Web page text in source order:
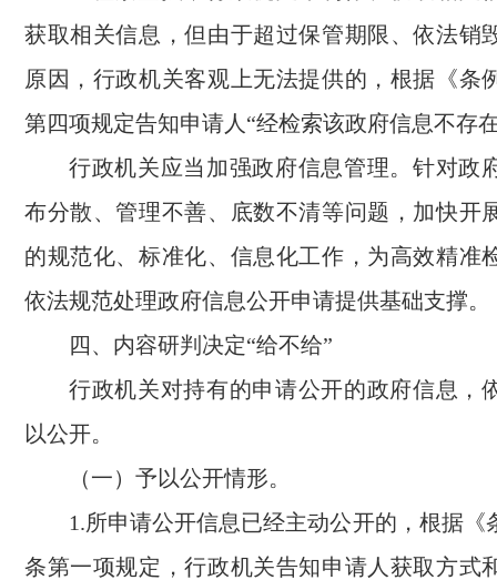
获取相关信息，但由于超过保管期限、依法销
原因，行政机关客观上无法提供的，根据《条
第四项规定告知申请人“经检索该政府信息不存
行政机关应当加强政府信息管理。针对政
布分散、管理不善、底数不清等问题，加快开
的规范化、标准化、信息化工作，为高效精准
依法规范处理政府信息公开申请提供基础支撑。
四、内容研判决定“给不给”
行政机关对持有的申请公开的政府信息，
以公开。
（一）予以公开情形。
1.所申请公开信息已经主动公开的，根据《
条第一项规定，行政机关告知申请人获取方式